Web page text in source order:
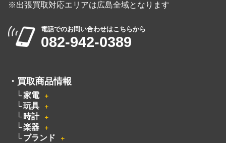
※出張買取対応エリアは広島全域となります
電話でのお問い合わせはこちらから
082-942-0389
・ 買取商品情報
家電 ＋
玩具 ＋
時計 ＋
楽器 ＋
ブランド ＋